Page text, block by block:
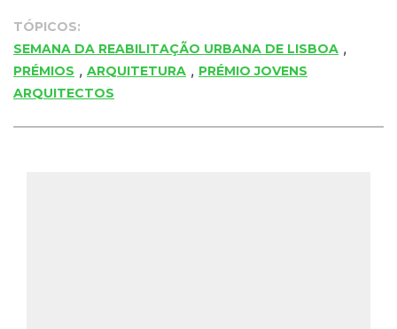
TÓPICOS:
SEMANA DA REABILITAÇÃO URBANA DE LISBOA ,
PRÉMIOS , ARQUITETURA , PRÉMIO JOVENS
ARQUITECTOS